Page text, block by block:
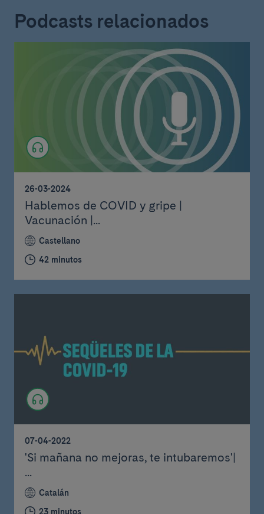
Podcasts relacionados
26-03-2024
Hablemos de COVID y gripe |
Vacunación |...
Castellano
42 minutos
07-04-2022
'Si mañana no mejoras, te intubaremos'|
...
Catalán
23 minutos